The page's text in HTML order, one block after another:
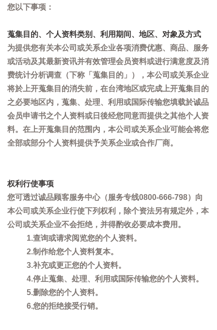
您以下事项：
蒐集目的、个人资料类别、利用期间、地区、对象及方式
为提供您有关本公司或关系企业各项消费优惠、商品、服务
或活动及其最新资讯并有效管理会员资料或进行满意度及消
费统计分析调查（下称「蒐集目的」），本公司或关系企业
将於上开蒐集目的消失前，在台湾地区或完成上开蒐集目的
之必要地区内，蒐集、处理、利用或国际传输您填载於诚品
会员申请书之个人资料或日後经您同意而提供之其他个人资
料。在上开蒐集目的范围内，本公司或关系企业可能会将您
全部或部分个人资料提供予关系企业或合作厂商。
权利行使事项
您可透过诚品顾客服务中心（服务专线0800-666-798）向
本公司或关系企业行使下列权利，除个资法另有规定外，本
公司或关系企业不会拒绝，并得酌收必要成本费用。
1.查询或请求阅览您的个人资料。
2.制作给您个人资料复本。
3.补充或更正您的个人资料。
4.停止蒐集、处理、利用或国际传输您的个人资料。
5.删除您的个人资料。
6.您的拒绝接受行销。